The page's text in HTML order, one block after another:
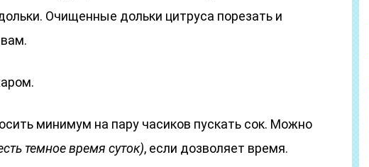
Очищенные дольки цитруса порезать и
минимум на пару часиков пускать сок. Можно
темное время суток), если дозволяет время.